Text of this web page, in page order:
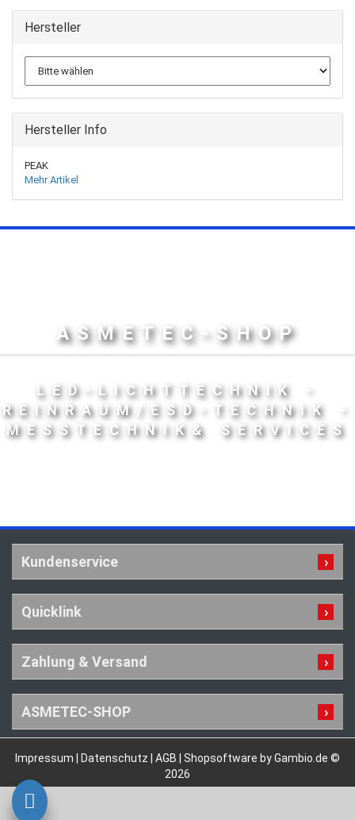
Hersteller
Hersteller Info
PEAK
Mehr Artikel
ASMETEC-SHOP
LED-LICHTTECHNIK -
REINRAUM/ESD-TECHNIK -
MESSTECHNIK& SERVICES
Kundenservice
Quicklink
Zahlung & Versand
ASMETEC-SHOP
Impressum | Datenschutz | AGB | Shopsoftware by Gambio.de ©
2026